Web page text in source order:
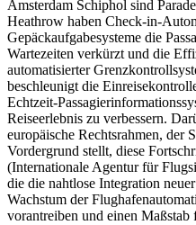
Amsterdam Schiphol sind
Heathrow haben Check-in-
Gepäckaufgabesysteme die
Wartezeiten verkürzt und die
automatisierter
beschleunigt die
Echtzeit-
Reiseerlebnis zu verbessern.
europäische Rechtsrahmen, der
Vordergrund stellt, diese
(Internationale Agentur für
die die nahtlose Integration
Wachstum der
vorantreiben und einen Maßstab